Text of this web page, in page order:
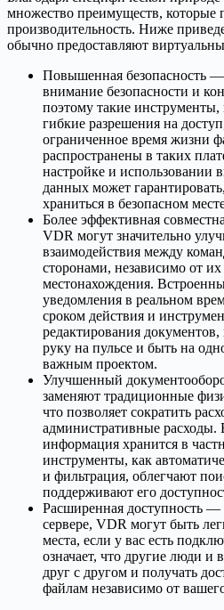
множество преимуществ, которые
производительность. Ниже
обычно предоставляют
Повышенная безопасность
внимание безопасности и
поэтому такие
гибкие разрешения на
ограниченное время жизни
распространены в таких
настройке и использовании
данных может
храниться в безопасном
Более эффективная
VDR могут значительно
взаимодействия между
сторонами, независимо от
местонахождения.
уведомления в реальном
сроком действия и
редактирования
руку на пульсе и быть на
важным проектом.
Улучшенный
заменяют традиционные
что позволяет сократить
административные расходы.
информация хранится в
инструменты, как
и фильтрация, облегчают
поддерживают его
Расширенная доступность —
сервере, VDR могут быть
места, если у вас есть
означает, что другие люди и
друг с другом и получать
файлам независимо от